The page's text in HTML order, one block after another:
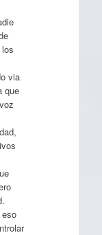
via
que